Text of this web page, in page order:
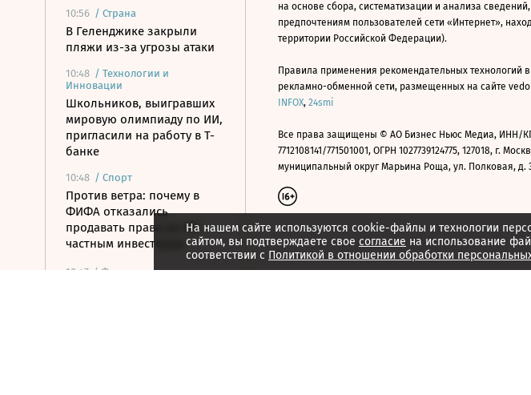
10:56 / Страна
В Геленджике закрыли
пляжи из-за угрозы атаки
10:48 / Технологии и
Инновации
Школьников, выигравших
мировую олимпиаду по ИИ,
пригласили на работу в Т-
банке
10:48 / Спорт
Против ветра: почему в
ФИФА отказались
продавать права на ЧМ
частным инвесторам
10:47 / Финансы
На нашем сайте используются cookie-файлы и технологии
сайтом, вы подтверждаете свое согласие на использование
соответствии с Политикой в отношении обработки
на основе сбора, систематизации и анализа
предпочтениям пользователей сети «Интернет»,
территории Российской Федерации).
Правила применения рекомендательных технологий
рекламно-обменной сети, размещенных на сайте
INFOX, 24smi
Все права защищены © АО Бизнес Ньюс Медиа, ИНН/
7712108141/771501001, ОГРН 1027739124775, 127018, г.
муниципальный округ Марьина Роща, ул. Полковая, д.